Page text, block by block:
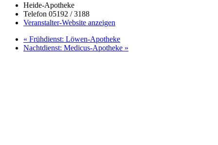
Heide-Apotheke
Telefon 05192 / 3188
Veranstalter-Website anzeigen
« Frühdienst: Löwen-Apotheke
Nachtdienst: Medicus-Apotheke »